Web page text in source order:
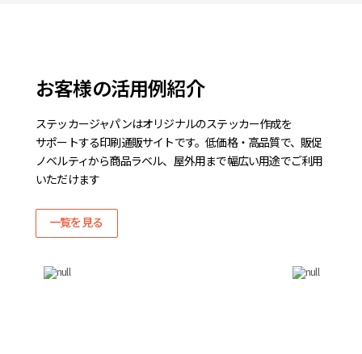
お客様の活用例紹介
ステッカージャパンはオリジナルのステッカー作成を
サポートする印刷通販サイトです。低価格・ 高品質で、 販促
ノベルティから商品ラベル、 屋外用まで幅広い用途でご利用
いただけます
一覧を見る